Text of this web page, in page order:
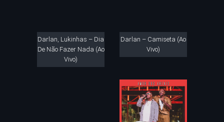
Darlan, Lukinhas – Dia
De Não Fazer Nada (Ao
Vivo)
Darlan – Camiseta (Ao
Vivo)